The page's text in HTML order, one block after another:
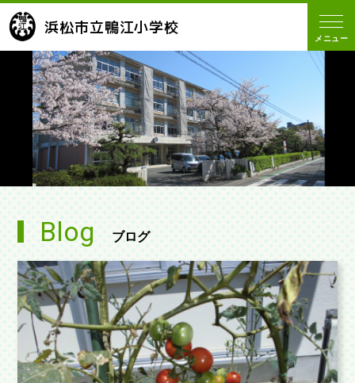
浜松市立鴨江小学校
メニュー
Blog ブログ